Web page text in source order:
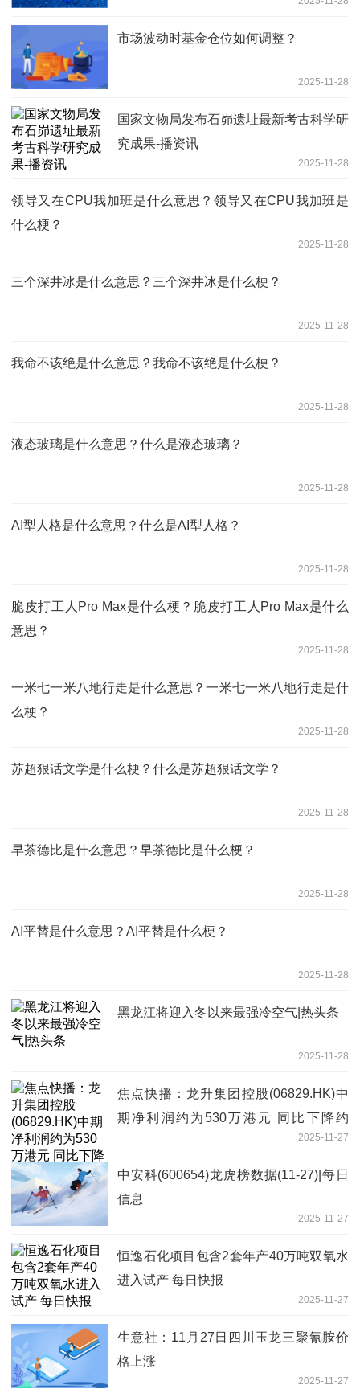
市场波动时基金仓位如何调整？
2025-11-28
国家文物局发布石峁遗址最新考古科学研
究成果-播资讯
2025-11-28
领导又在CPU我加班是什么意思？领导又在CPU我加班是
什么梗？
2025-11-28
三个深井冰是什么意思？三个深井冰是什么梗？
2025-11-28
我命不该绝是什么意思？我命不该绝是什么梗？
2025-11-28
液态玻璃是什么意思？什么是液态玻璃？
2025-11-28
AI型人格是什么意思？什么是AI型人格？
2025-11-28
脆皮打工人Pro Max是什么梗？脆皮打工人Pro Max是什么
意思？
2025-11-28
一米七一米八地行走是什么意思？一米七一米八地行走是什
么梗？
2025-11-28
苏超狠话文学是什么梗？什么是苏超狠话文学？
2025-11-28
早茶德比是什么意思？早茶德比是什么梗？
2025-11-28
AI平替是什么意思？AI平替是什么梗？
2025-11-28
黑龙江将迎入冬以来最强冷空气|热头条
2025-11-28
焦点快播：龙升集团控股(06829.HK)中
期净利润约为530万港元 同比下降约
2025-11-27
中安科(600654)龙虎榜数据(11-27)|每日
信息
2025-11-27
恒逸石化项目包含2套年产40万吨双氧水
进入试产 每日快报
2025-11-27
生意社：11月27日四川玉龙三聚氰胺价
格上涨
2025-11-27